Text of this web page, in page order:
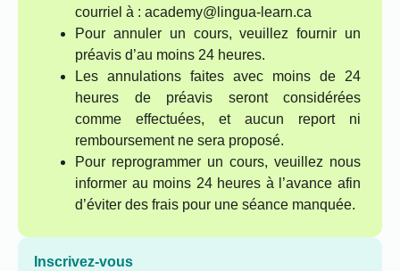
courriel à : academy@lingua-learn.ca
Pour annuler un cours, veuillez fournir un
préavis d’au moins 24 heures.
Les annulations faites avec moins de 24
heures de préavis seront considérées
comme effectuées, et aucun report ni
remboursement ne sera proposé.
Pour reprogrammer un cours, veuillez nous
informer au moins 24 heures à l’avance afin
d’éviter des frais pour une séance manquée.
Inscrivez-vous